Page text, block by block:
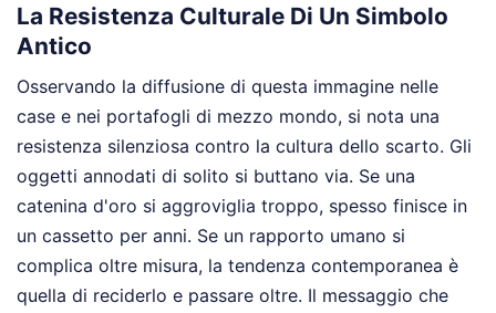
La Resistenza Culturale Di Un Simbolo
Antico
Osservando la diffusione di questa immagine nelle
case e nei portafogli di mezzo mondo, si nota una
resistenza silenziosa contro la cultura dello scarto. Gli
oggetti annodati di solito si buttano via. Se una
catenina d'oro si aggroviglia troppo, spesso finisce in
un cassetto per anni. Se un rapporto umano si
complica oltre misura, la tendenza contemporanea è
quella di reciderlo e passare oltre. Il messaggio che